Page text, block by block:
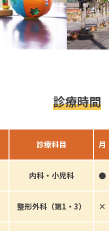
診療時間
診療科目 月
内科・ 小児科 ●
整形外科（第1・3） ×